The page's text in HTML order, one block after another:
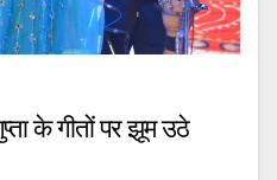
के गीतों पर झूम उठे